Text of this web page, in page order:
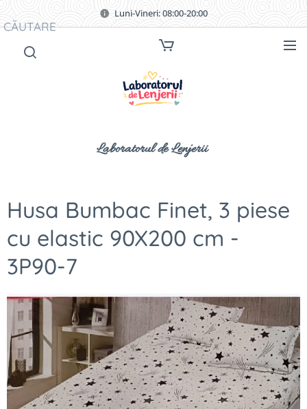
Luni-Vineri: 08:00-20:00
Laboratorul de Lenjerii
CĂUTARE
Husa Bumbac Finet, 3 piese
cu elastic 90X200 cm -
3P90-7